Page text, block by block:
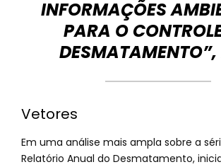
INFORMAÇÕES
PARA O
DESMATAMENTO”,
Vetores
Em uma análise mais ampla sobre a
Relatório Anual do Desmatamento,